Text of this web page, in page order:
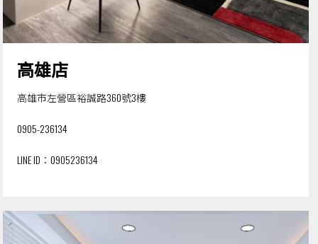
高雄店
高雄市左營區裕誠路360號3樓
0905-236134
LINE ID： 0905236134